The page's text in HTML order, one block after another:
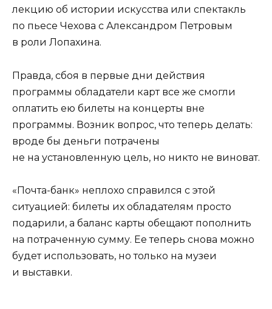
лекцию об истории искусства или спектакль
по пьесе Чехова с Александром Петровым
в роли Лопахина.
Правда, сбоя в первые дни действия
программы обладатели карт все же смогли
оплатить ею билеты на концерты вне
программы. Возник вопрос, что теперь делать:
вроде бы деньги потрачены
не на установленную цель, но никто не виноват.
«Почта-банк» неплохо справился с этой
ситуацией: билеты их обладателям просто
подарили, а баланс карты обещают пополнить
на потраченную сумму. Ее теперь снова можно
будет использовать, но только на музеи
и выставки.